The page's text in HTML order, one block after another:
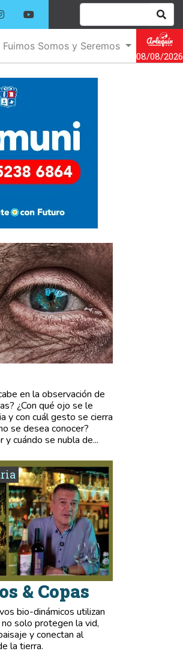
Fuimos Somos y Seremos
08/08/2026
en la observación de
¿Con qué ojo se le
y con cuál gesto se cierra
se desea conocer?
y cuándo se nubla de...
& Copas
bio-dinámicos utilizan
solo protegen la vid,
y conectan al
la tierra.